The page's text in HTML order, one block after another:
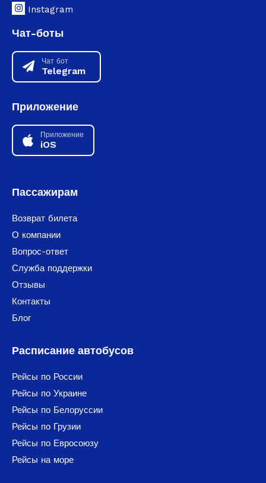
Instagram
Чат-боты
Чат бот
Telegram
Приложение
Приложение
iOS
Пассажирам
Возврат билета
О компании
Вопрос-ответ
Служба поддержки
Отзывы
Контакты
Блог
Расписание автобусов
Рейсы по России
Рейсы по Украине
Рейсы по Белоруссии
Рейсы по Грузии
Рейсы по Евросоюзу
Рейсы на море